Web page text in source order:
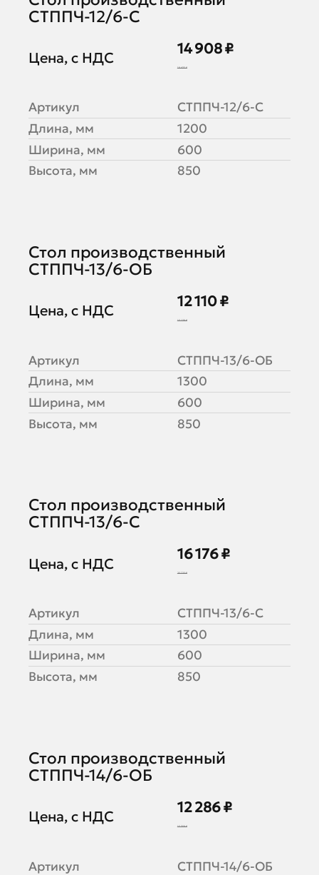
СТППЧ-12/6-С
Цена, с НДС
14 908 ₽
18 635 ₽
Артикул
СТППЧ-12/6-С
Длина, мм
1200
Ширина, мм
600
Высота, мм
850
Стол производственный
СТППЧ-13/6-ОБ
Цена, с НДС
12 110 ₽
15 138 ₽
Артикул
СТППЧ-13/6-ОБ
Длина, мм
1300
Ширина, мм
600
Высота, мм
850
Стол производственный
СТППЧ-13/6-С
Цена, с НДС
16 176 ₽
20 220 ₽
Артикул
СТППЧ-13/6-С
Длина, мм
1300
Ширина, мм
600
Высота, мм
850
Стол производственный
СТППЧ-14/6-ОБ
Цена, с НДС
12 286 ₽
15 358 ₽
Артикул
СТППЧ-14/6-ОБ